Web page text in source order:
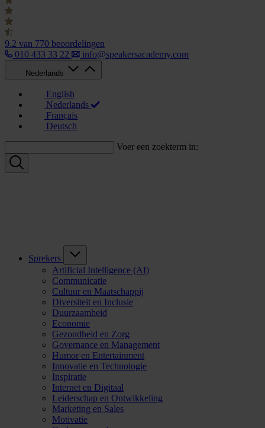
9.2 van 770 beoordelingen
010 433 33 22
info@speakersacademy.com
Nederlands
English
Nederlands
Français
Deutsch
Voer een zoekterm in:
Sprekers
Artificial Intelligence (AI)
Communicatie
Cultuur en Maatschappij
Diversiteit en Inclusie
Duurzaamheid
Economie
Gezondheid en Zorg
Governance en Management
Humor en Entertainment
Innovatie en Technologie
Inspiratie
Internet en Digitaal
Leiderschap en Ontwikkeling
Marketing en Sales
Motivatie